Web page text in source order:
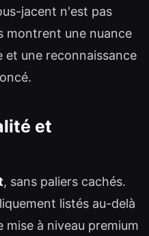
jacent n'est pas
montrent une nuance
une reconnaissance
et
, sans paliers cachés.
listés au-delà
mise à niveau premium